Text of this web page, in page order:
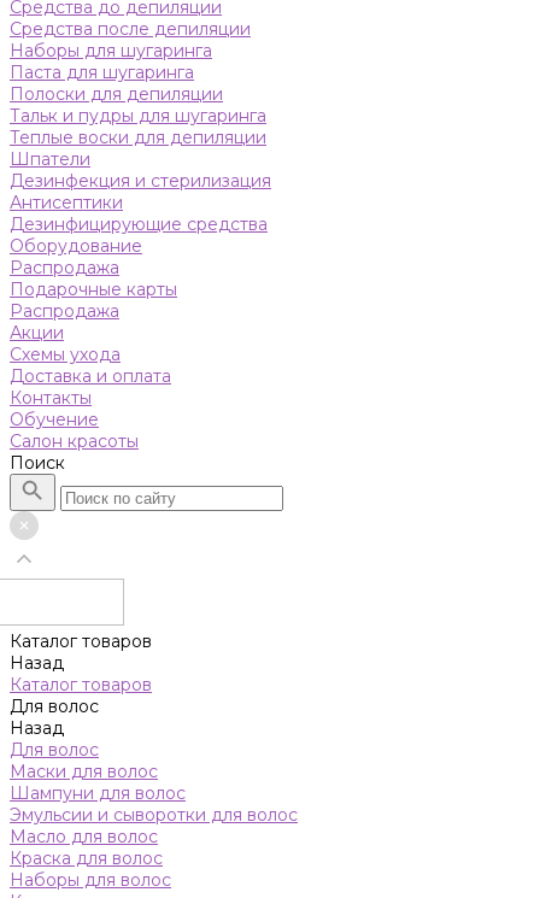
Средства до депиляции
Средства после депиляции
Наборы для шугаринга
Паста для шугаринга
Полоски для депиляции
Тальк и пудры для шугаринга
Теплые воски для депиляции
Шпатели
Дезинфекция и стерилизация
Антисептики
Дезинфицирующие средства
Оборудование
Распродажа
Подарочные карты
Распродажа
Акции
Схемы ухода
Доставка и оплата
Контакты
Обучение
Салон красоты
Поиск
Каталог товаров
Назад
Каталог товаров
Для волос
Назад
Для волос
Маски для волос
Шампуни для волос
Эмульсии и сыворотки для волос
Масло для волос
Краска для волос
Наборы для волос